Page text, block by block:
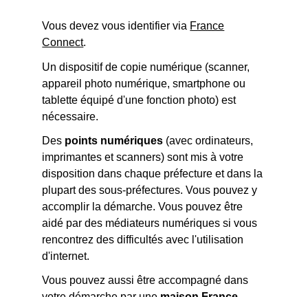
Vous devez vous identifier via France
Connect.
Un dispositif de copie numérique (scanner,
appareil photo numérique, smartphone ou
tablette équipé d'une fonction photo) est
nécessaire.
Des points numériques (avec ordinateurs,
imprimantes et scanners) sont mis à votre
disposition dans chaque préfecture et dans la
plupart des sous-préfectures. Vous pouvez y
accomplir la démarche. Vous pouvez être
aidé par des médiateurs numériques si vous
rencontrez des difficultés avec l'utilisation
d'internet.
Vous pouvez aussi être accompagné dans